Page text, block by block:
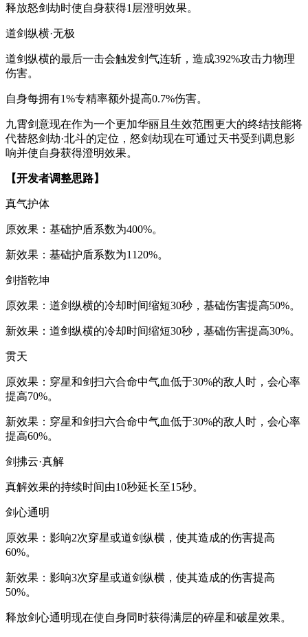
释放怒剑劫时使自身获得1层澄明效果。
道剑纵横·无极
道剑纵横的最后一击会触发剑气连斩，造成392%攻击力物理
伤害。
自身每拥有1%专精率额外提高0.7%伤害。
九霄剑意现在作为一个更加华丽且生效范围更大的终结技能将
代替怒剑劫·北斗的定位，怒剑劫现在可通过天书受到调息影
响并使自身获得澄明效果。
【开发者调整思路】
真气护体
原效果：基础护盾系数为400%。
新效果：基础护盾系数为1120%。
剑指乾坤
原效果：道剑纵横的冷却时间缩短30秒，基础伤害提高50%。
新效果：道剑纵横的冷却时间缩短30秒，基础伤害提高30%。
贯天
原效果：穿星和剑扫六合命中气血低于30%的敌人时，会心率
提高70%。
新效果：穿星和剑扫六合命中气血低于30%的敌人时，会心率
提高60%。
剑拂云·真解
真解效果的持续时间由10秒延长至15秒。
剑心通明
原效果：影响2次穿星或道剑纵横，使其造成的伤害提高
60%。
新效果：影响3次穿星或道剑纵横，使其造成的伤害提高
50%。
释放剑心通明现在使自身同时获得满层的碎星和破星效果。